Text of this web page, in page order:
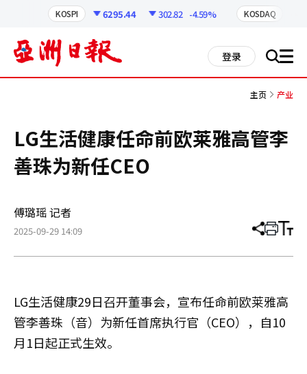
KOSPI 6295.44 302.82 -4.59% KOSDAQ
登录 搜 all
主页 产业
LG生活健康任命前欧莱雅高管李
善珠为新任CEO
傅璐瑶 记者
2025-09-29 14:09 分
章
打 调
小
LG生活健康29日召开董事会，宣布任命前欧莱雅高
管李善珠（音）为新任首席执行官（CEO），自10
月1日起正式生效。